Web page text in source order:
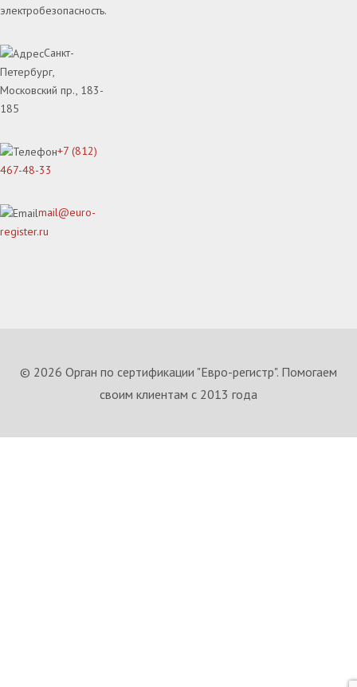
электробезопасность.
Санкт-
Петербург,
Московский пр., 183-
185
+7 (812)
467-48-33
mail@euro-
register.ru
© 2026 Орган по сертификации "Евро-регистр". Помогаем
своим клиентам с 2013 года